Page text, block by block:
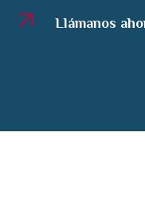
Llámanos